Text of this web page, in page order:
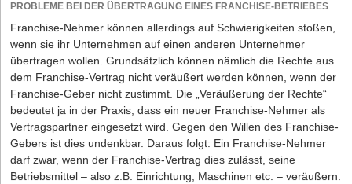
PROBLEME BEI DER ÜBERTRAGUNG EINES FRANCHISE-BETRIEBES
Franchise-Nehmer können allerdings auf Schwierigkeiten stoßen,
wenn sie ihr Unternehmen auf einen anderen Unternehmer
übertragen wollen. Grundsätzlich können nämlich die Rechte aus
dem Franchise-Vertrag nicht veräußert werden können, wenn der
Franchise-Geber nicht zustimmt. Die „Veräußerung der Rechte“
bedeutet ja in der Praxis, dass ein neuer Franchise-Nehmer als
Vertragspartner eingesetzt wird. Gegen den Willen des Franchise-
Gebers ist dies undenkbar. Daraus folgt: Ein Franchise-Nehmer
darf zwar, wenn der Franchise-Vertrag dies zulässt, seine
Betriebsmittel – also z.B. Einrichtung, Maschinen etc. – veräußern.